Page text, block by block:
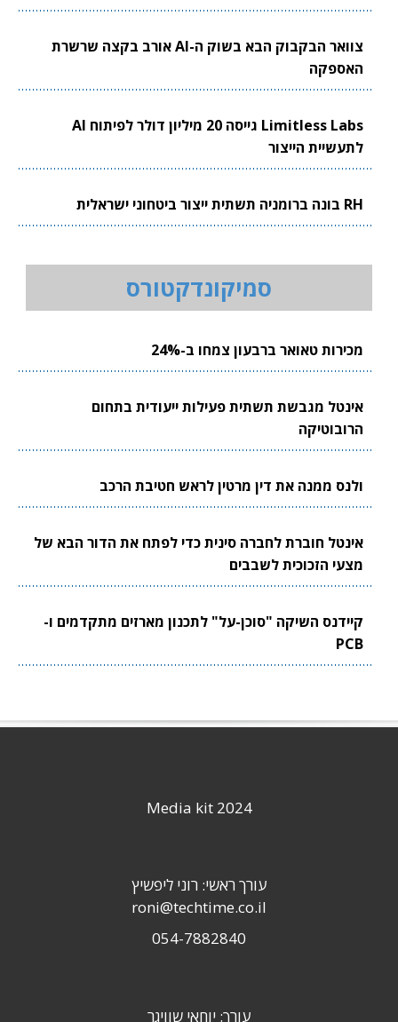
צוואר הבקבוק הבא בשוק ה-AI אורב בקצה שרשרת
האספקה
Limitless Labs גייסה 20 מיליון דולר לפיתוח AI
לתעשיית הייצור
RH בונה ברומניה תשתית ייצור ביטחוני ישראלית
סמיקונדקטורס
מכירות טאואר ברבעון צמחו ב-24%
אינטל מגבשת תשתית פעילות ייעודית בתחום
הרובוטיקה
ולנס ממנה את דין מרטין לראש חטיבת הרכב
אינטל חוברת לחברה סינית כדי לפתח את הדור הבא של
מצעי הזכוכית לשבבים
קיידנס השיקה "סוכן-על" לתכנון מארזים מתקדמים ו-
PCB
Media kit 2024
עורך ראשי: רוני ליפשיץ
roni@techtime.co.il
054-7882840
עורך: יוחאי שוויגר